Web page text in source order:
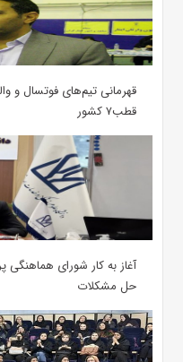
قهرمانی تیم‌های فوتسال و
قطب۷ کشور
آغاز به کار شورای هماهنگی
حل مشکلات